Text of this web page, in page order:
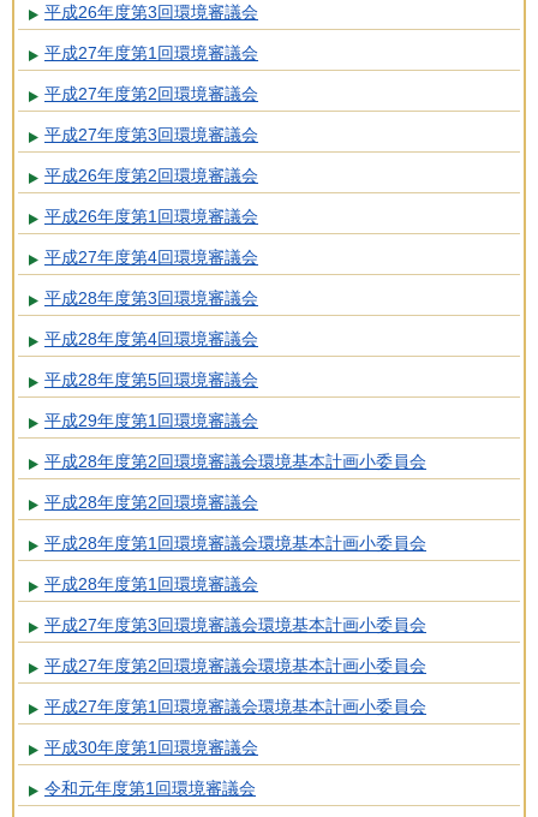
平成26年度第3回環境審議会
平成27年度第1回環境審議会
平成27年度第2回環境審議会
平成27年度第3回環境審議会
平成26年度第2回環境審議会
平成26年度第1回環境審議会
平成27年度第4回環境審議会
平成28年度第3回環境審議会
平成28年度第4回環境審議会
平成28年度第5回環境審議会
平成29年度第1回環境審議会
平成28年度第2回環境審議会環境基本計画小委員会
平成28年度第2回環境審議会
平成28年度第1回環境審議会環境基本計画小委員会
平成28年度第1回環境審議会
平成27年度第3回環境審議会環境基本計画小委員会
平成27年度第2回環境審議会環境基本計画小委員会
平成27年度第1回環境審議会環境基本計画小委員会
平成30年度第1回環境審議会
令和元年度第1回環境審議会